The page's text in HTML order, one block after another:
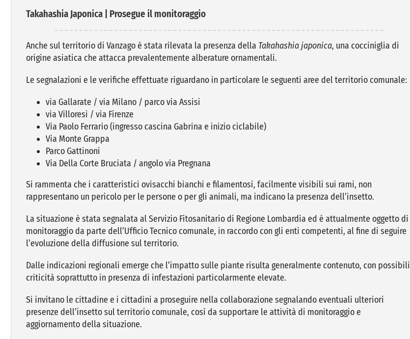
Takahashia Japonica | Prosegue il monitoraggio
Anche sul territorio di Vanzago è stata rilevata la presenza della Takahashia japonica, una cocciniglia di
origine asiatica che attacca prevalentemente alberature ornamentali.
Le segnalazioni e le verifiche effettuate riguardano in particolare le seguenti aree del territorio comunale:
via Gallarate / via Milano / parco via Assisi
via Villoresi / via Firenze
Via Paolo Ferrario (ingresso cascina Gabrina e inizio ciclabile)
Via Monte Grappa
Parco Gattinoni
Via Della Corte Bruciata / angolo via Pregnana
Si rammenta che i caratteristici ovisacchi bianchi e filamentosi, facilmente visibili sui rami, non
rappresentano un pericolo per le persone o per gli animali, ma indicano la presenza dell’insetto.
La situazione è stata segnalata al Servizio Fitosanitario di Regione Lombardia ed è attualmente oggetto di
monitoraggio da parte dell’Ufficio Tecnico comunale, in raccordo con gli enti competenti, al fine di seguire
l’evoluzione della diffusione sul territorio.
Dalle indicazioni regionali emerge che l’impatto sulle piante risulta generalmente contenuto, con possibili
criticità soprattutto in presenza di infestazioni particolarmente elevate.
Si invitano le cittadine e i cittadini a proseguire nella collaborazione segnalando eventuali ulteriori
presenze dell’insetto sul territorio comunale, così da supportare le attività di monitoraggio e
aggiornamento della situazione.